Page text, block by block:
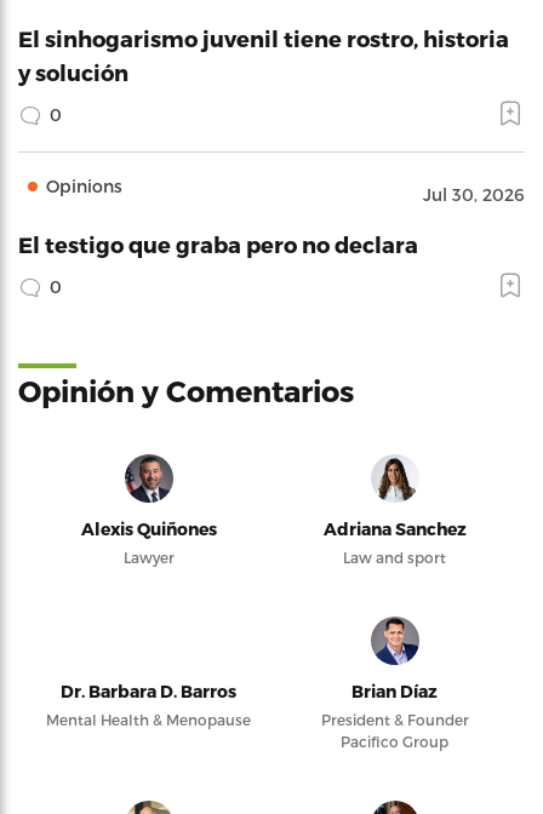
El sinhogarismo juvenil tiene rostro, historia
y solución
0
Opinions Jul 30, 2026
El testigo que graba pero no declara
0
Opinión y Comentarios
Alexis Quiñones
Lawyer
Adriana Sanchez
Law and sport
Dr. Barbara D. Barros
Mental Health & Menopause
Brian Díaz
President & Founder
Pacifico Group